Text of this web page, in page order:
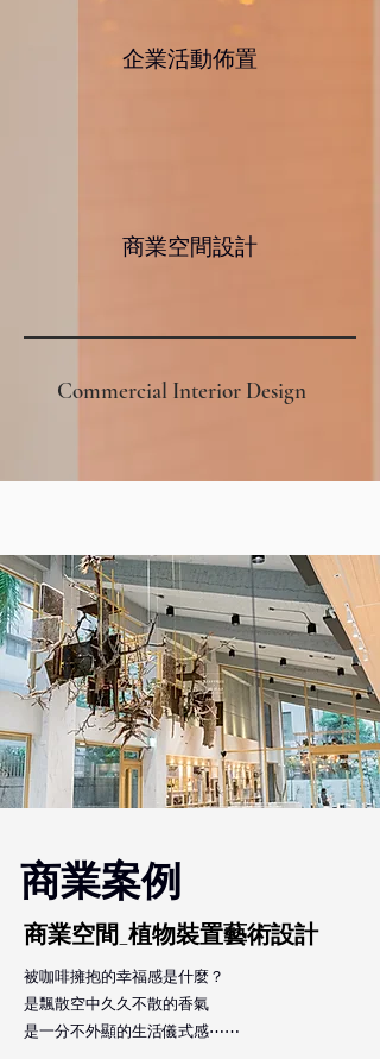
企業活動佈置
商業空間設計
Commercial Interior Design
商業案例
商業空間_植物裝置藝術設計
被咖啡擁抱的幸福感是什麼？
是飄散空中久久不散的香氣
是一分不外顯的生活儀式感⋯⋯